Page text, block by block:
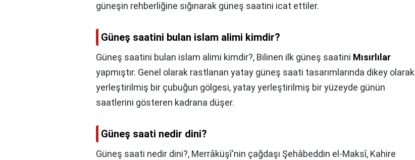
güneşin rehberliğine sığınarak güneş saatini icat ettiler.
Güneş saatini bulan islam alimi kimdir?
Güneş saatini bulan islam alimi kimdir?, Bilinen ilk güneş saatini Mısırlılar
yapmıştır. Genel olarak rastlanan yatay güneş saati tasarımlarında dikey olarak
yerleştirilmiş bir çubuğun gölgesi, yatay yerleştirilmiş bir yüzeyde günün
saatlerini gösteren kadrana düşer.
Güneş saati nedir dini?
Güneş saati nedir dini?, Merrâküşî'nin çağdaşı Şehâbeddin el-Maksî, Kahire